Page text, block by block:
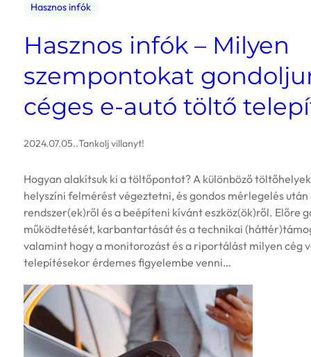
Hasznos infók
Hasznos infók – Milyen
szempontokat
céges e-autó töltő
2024.07.05..Tankolj villanyt!
Hogyan alakítsuk ki a töltőpontot? A különböző
helyszíni felmérést végeztetni, és gondos mérlegelés
rendszer(ek)ről és a beépíteni kívánt eszköz(ök)ről. Előre
működtetését, karbantartását és a technikai
valamint hogy a monitorozást és a riportálást milyen cég
telepítésekor érdemes figyelembe venni…